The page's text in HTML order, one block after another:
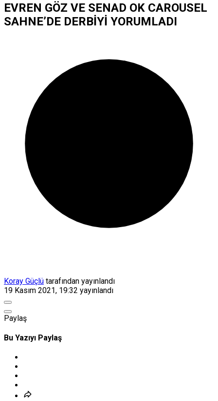
EVREN GÖZ VE SENAD OK CAROUSEL
SAHNE’DE DERBİYİ YORUMLADI
Koray Güçlü tarafından yayınlandı
19 Kasım 2021, 19:32 yayınlandı
Paylaş
Bu Yazıyı Paylaş